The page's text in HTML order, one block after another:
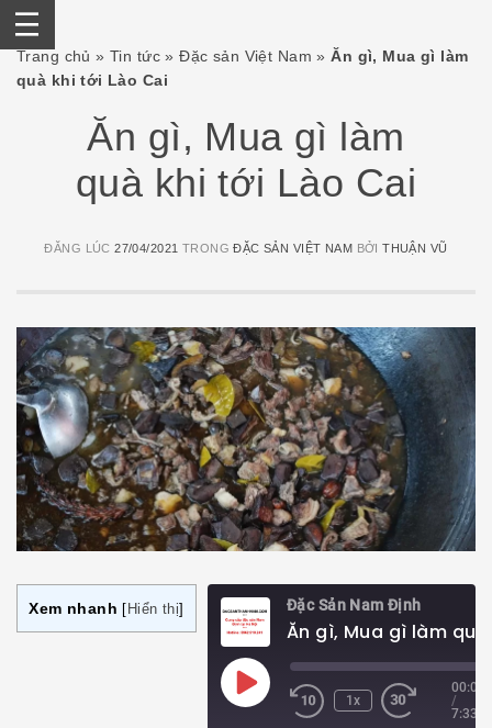
SkipTrang chủ »Tin tức »Đặc sản Việt Nam »Ăn gì, Mua gì làm
quà khi tới Lào Cai
Ăn gì, Mua gì làm
quà khi tới Lào Cai
ĐĂNG LÚC27/04/2021 TRONGĐẶC SẢN VIỆT NAM BỞITHUẬN VŨ
Xem nhanh Hiển thị Đặc Sản Nam Định
Ăn gì, Mua gì làm
Play
Episode
1x
00:00
/
7:33